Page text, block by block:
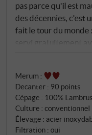
pas parce qu'il est
des décennies, c'est
fait le tour du monde
servi gratuitement
savent que le
fascinantes d'Italie –
structure acide qui
vieux de la vieille –,
avec des attentes
Lambrusco di
Merum :
Decanter : 90 points
Cépage : 100%
Culture : conventionnel
Élevage : acier
Filtration : oui